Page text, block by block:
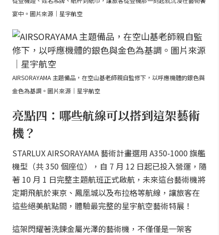
宴中。圖片來源｜星宇航空
AIRSORAYAMA 主題備品，在空山基老師親自監修下，以呼應機體的銀色與
金色為基調。圖片來源｜星宇航空
亮點四：哪些航線可以搭到這架藝術
機？
STARLUX AIRSORAYAMA 藝術計畫選用 A350-1000 旗艦
機型（共 350 個座位），自 7 月 12 日起已投入營運，隨
著 10 月 1 日完整主題航班正式啟航，未來這台藝術機將
定期飛航於東京、鳳凰城以及布拉格等航線，讓旅客在
這些絕美航點間，體驗最完整的星宇航空藝術特展！
這架閃耀著洗鍊金屬光澤的藝術機，不僅僅是一架客